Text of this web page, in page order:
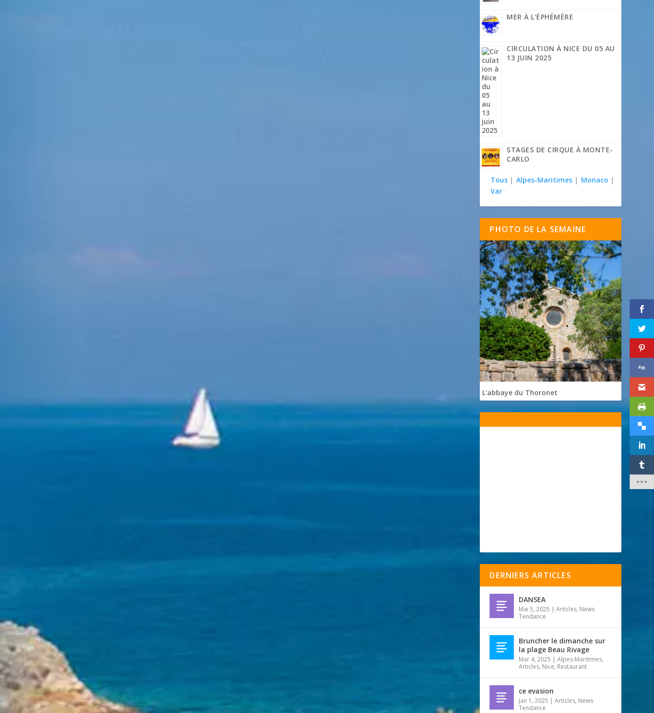
MER À L’ÉPHÉMÈRE
CIRCULATION À NICE DU 05 AU
13 JUIN 2025
STAGES DE CIRQUE À MONTE-
CARLO
Tous | Alpes-Maritimes | Monaco |
Var
PHOTO DE LA SEMAINE
L'abbaye du Thoronet
DERNIERS ARTICLES
DANSEA
Mai 5, 2025 |Articles, News
Tendance
Bruncher le dimanche sur
la plage Beau Rivage
Mar 4, 2025 |Alpes-Maritimes,
Articles, Nice, Restaurant
ce evasion
Jan 1, 2025 |Articles, News
Tendance